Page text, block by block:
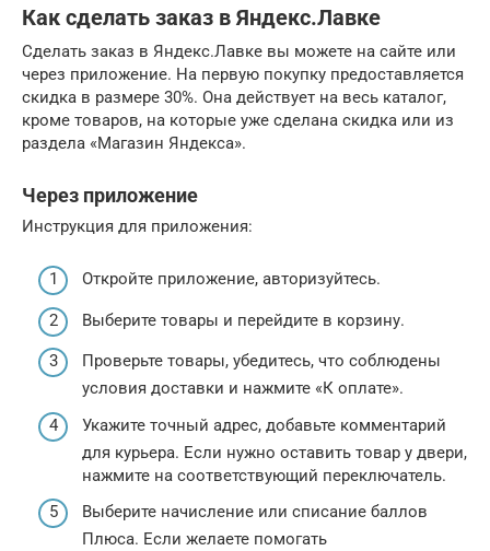
Как сделать заказ в Яндекс.Лавке
Сделать заказ в Яндекс.Лавке вы можете на сайте или
через приложение. На первую покупку предоставляется
скидка в размере 30%. Она действует на весь каталог,
кроме товаров, на которые уже сделана скидка или из
раздела «Магазин Яндекса».
Через приложение
Инструкция для приложения:
Откройте приложение, авторизуйтесь.
Выберите товары и перейдите в корзину.
Проверьте товары, убедитесь, что соблюдены
условия доставки и нажмите «К оплате».
Укажите точный адрес, добавьте комментарий
для курьера. Если нужно оставить товар у двери,
нажмите на соответствующий переключатель.
Выберите начисление или списание баллов
Плюса. Если желаете помогать